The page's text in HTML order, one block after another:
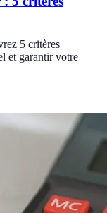
5 critères
et garantir votre